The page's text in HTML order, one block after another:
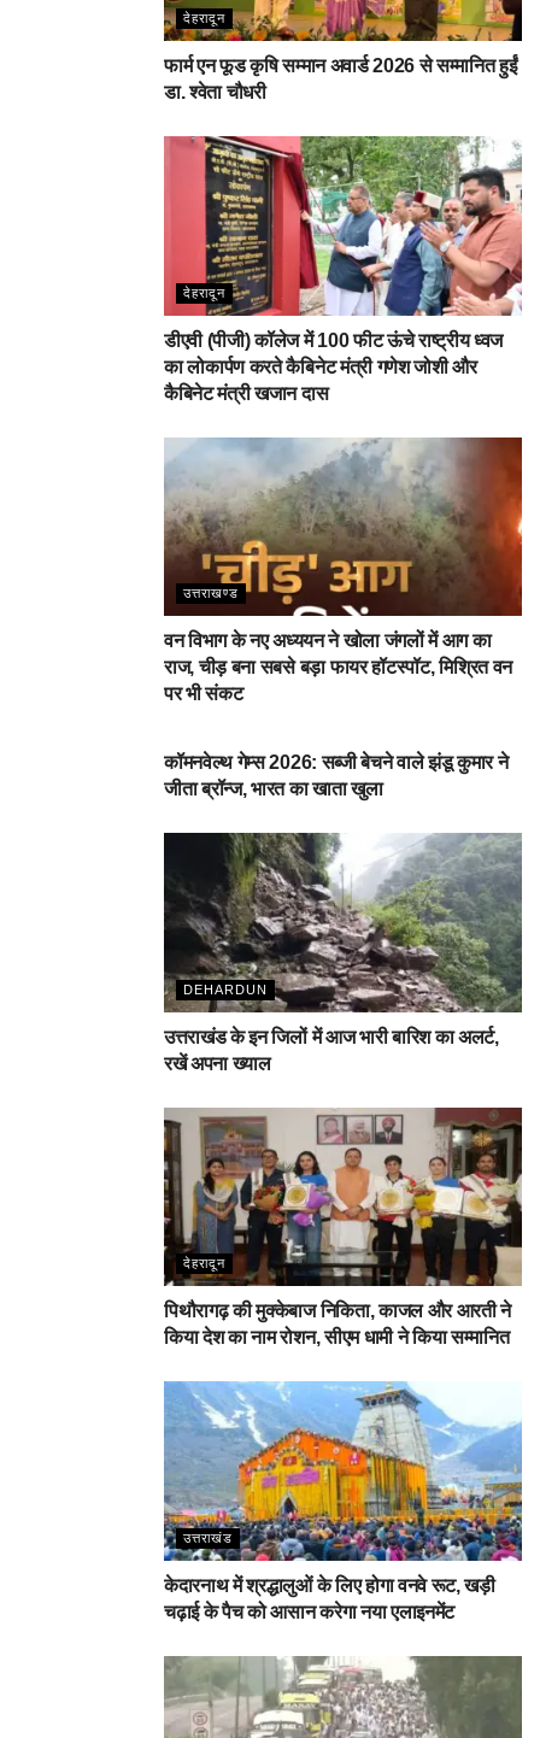
देहरादून
फार्म एन फूड कृषि सम्मान अवार्ड 2026 से सम्मानित हुईं
डा. श्वेता चौधरी
देहरादून
डीएवी (पीजी) कॉलेज में 100 फीट ऊंचे राष्ट्रीय ध्वज
का लोकार्पण करते कैबिनेट मंत्री गणेश जोशी और
कैबिनेट मंत्री खजान दास
उत्तराखण्ड
वन विभाग के नए अध्ययन ने खोला जंगलों में आग का
राज, चीड़ बना सबसे बड़ा फायर हॉटस्पॉट, मिश्रित वन
पर भी संकट
कॉमनवेल्थ गेम्स 2026: सब्जी बेचने वाले झंडू कुमार ने
जीता ब्रॉन्ज, भारत का खाता खुला
DEHARDUN
उत्तराखंड के इन जिलों में आज भारी बारिश का अलर्ट,
रखें अपना ख्याल
देहरादून
पिथौरागढ़ की मुक्केबाज निकिता, काजल और आरती ने
किया देश का नाम रोशन, सीएम धामी ने किया सम्मानित
उत्तराखंड
केदारनाथ में श्रद्धालुओं के लिए होगा वनवे रूट, खड़ी
चढ़ाई के पैच को आसान करेगा नया एलाइनमेंट